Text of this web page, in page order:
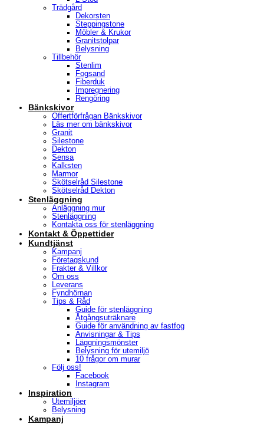
Trädgård
Dekorsten
Steppingstone
Möbler & Krukor
Granitstolpar
Belysning
Tillbehör
Stenlim
Fogsand
Fiberduk
Impregnering
Rengöring
Bänkskivor
Offertförfrågan Bänkskivor
Läs mer om bänkskivor
Granit
Silestone
Dekton
Sensa
Kalksten
Marmor
Skötselråd Silestone
Skötselråd Dekton
Stenläggning
Anläggning mur
Stenläggning
Kontakta oss för stenläggning
Kontakt & Öppettider
Kundtjänst
Kampanj
Företagskund
Frakter & Villkor
Om oss
Leverans
Fyndhörnan
Tips & Råd
Guide för stenläggning
Åtgångsuträknare
Guide för användning av fastfog
Anvisningar & Tips
Läggningsmönster
Belysning för utemiljö
10 frågor om murar
Följ oss!
Facebook
Instagram
Inspiration
Utemiljöer
Belysning
Kampanj